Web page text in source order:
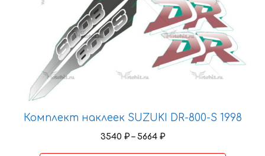
Комплект наклеек SUZUKI DR-800-S 1998
3540 ₽ – 5664 ₽Диапазон